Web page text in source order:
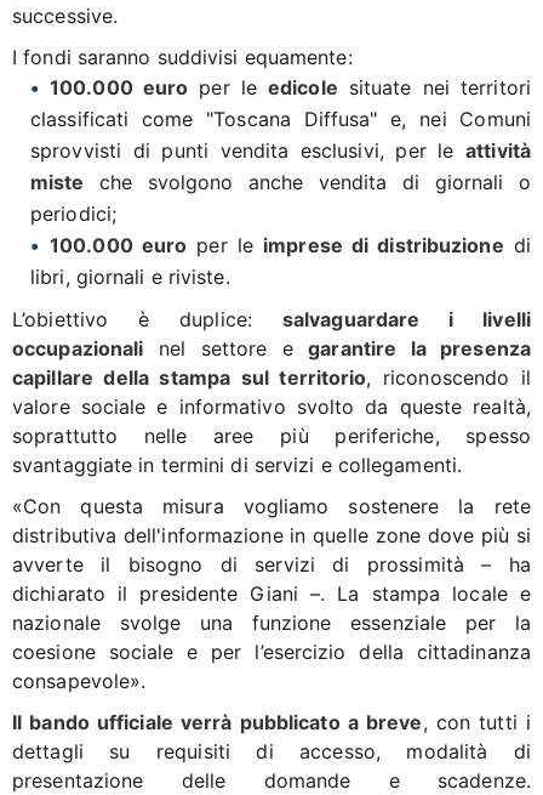
successive.
I fondi saranno suddivisi equamente:
100.000 euro per leedicole situate nei territori
classificati come "Toscana Diffusa" e, nei Comuni
sprovvisti di punti vendita esclusivi, per leattività
miste che svolgono anche vendita di giornali o
periodici;
100.000 euro per le imprese di distribuzione di
libri, giornali e riviste.
L’obiettivo è duplice: salvaguardare i livelli
occupazionali nel settore egarantire la presenza
capillare della stampa sul territorio, riconoscendo il
valore sociale e informativo svolto da queste realtà,
soprattutto nelle aree più periferiche, spesso
svantaggiate in termini di servizi e collegamenti.
«Con questa misura vogliamo sostenere la rete
distributiva dell'informazione in quelle zone dove più si
avverte il bisogno di servizi di prossimità – ha
dichiarato il presidente Giani –. La stampa locale e
nazionale svolge una funzione essenziale per la
coesione sociale e per l’esercizio della cittadinanza
consapevole».
Il bando ufficiale verrà pubblicato a breve, con tutti i
dettagli su requisiti di accesso, modalità di
presentazione delle domande e scadenze.